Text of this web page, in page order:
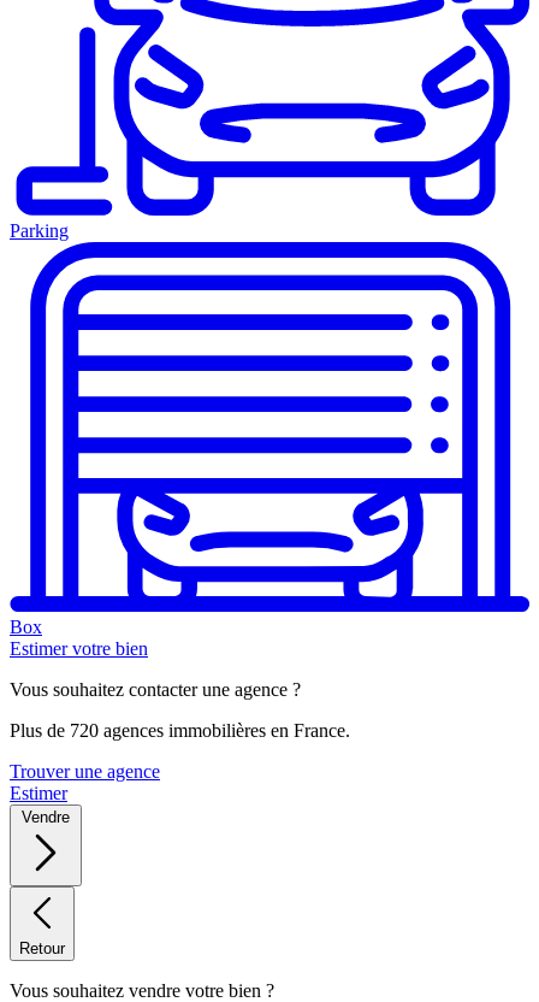
Parking
Box
Estimer votre bien
Vous souhaitez contacter une agence ?
Plus de 720 agences immobilières en France.
Trouver une agence
Estimer
Vendre
Retour
Vous souhaitez vendre votre bien ?